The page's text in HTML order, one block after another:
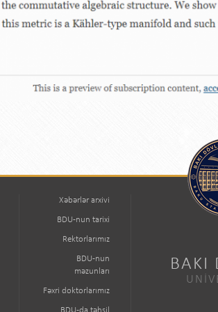
Xəbərlər arxivi
BDU-nun tarixi
Rektorlarımız
BDU-nun
məzunları
Fəxri doktorlarımız
BAKI